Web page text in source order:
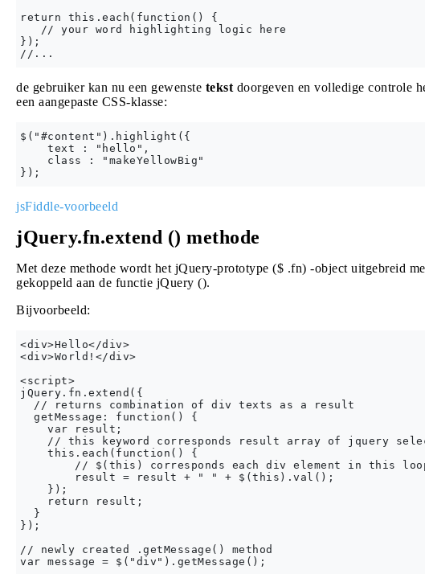
return this.each(function() {
   // your word highlighting logic here
});
de gebruiker kan nu een gewenste tekst doorgeven en volledige controle
een aangepaste CSS-klasse:
$("#content").highlight({
    text : "hello",
    class : "makeYellowBig"
jsFiddle-voorbeeld
jQuery.fn.extend () methode
Met deze methode wordt het jQuery-prototype ($ .fn) -object uitgebreid
gekoppeld aan de functie jQuery ().
Bijvoorbeeld:
<div>Hello</div>
<div>World!</div>
<script>
jQuery.fn.extend({
  // returns combination of div texts as a result
  getMessage: function() {
    var result;
// this keyword corresponds result array of jquery
    this.each(function() {
// $(this) corresponds each div element in this
        result = result + " " + $(this).val();
    });
    return result;
  }
});
// newly created .getMessage() method
var message = $("div").getMessage();